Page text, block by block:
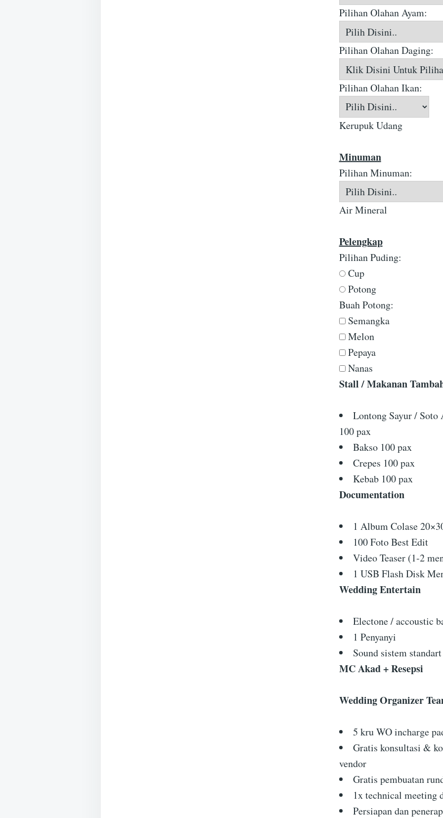
Pilihan Olahan Ayam:
Pilihan Olahan Daging:
Pilihan Olahan Ikan:
Kerupuk Udang
Minuman
Pilihan Minuman:
Air Mineral
Pelengkap
Pilihan Puding:
Cup
Potong
Buah Potong:
Semangka
Melon
Pepaya
Nanas
Stall / Makanan
Lontong Sayur / Soto
100 pax
Bakso 100 pax
Crepes 100 pax
Kebab 100 pax
Documentation
1 Album Colase
100 Foto Best Edit
Video Teaser (1-2
1 USB Flash Disk
Wedding Entertain
Electone / accoustic
1 Penyanyi
Sound sistem standart
MC Akad + Resepsi
Wedding Organizer
5 kru WO incharge
Gratis konsultasi &
vendor
Gratis pembuatan
1x technical meeting
Persiapan dan